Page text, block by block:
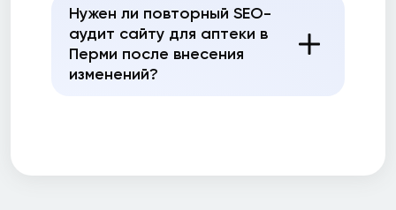
Нужен ли повторный SEO-
аудит сайту для аптеки в
Перми после внесения
изменений?